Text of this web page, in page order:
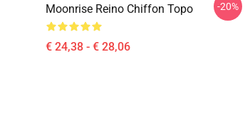
Moonrise Reino Chiffon Topo
€ 24,38 - € 28,06
-20%